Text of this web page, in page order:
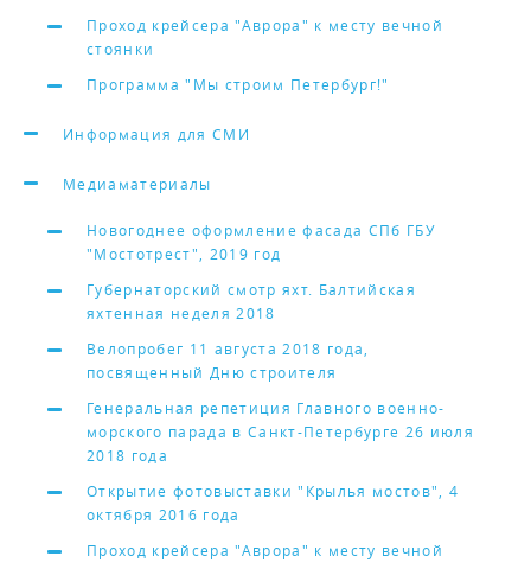
Проход крейсера "Аврора" к месту вечной
стоянки
Программа "Мы строим Петербург!"
Информация для СМИ
Медиаматериалы
Новогоднее оформление фасада СПб ГБУ
"Мостотрест", 2019 год
Губернаторский смотр яхт. Балтийская
яхтенная неделя 2018
Велопробег 11 августа 2018 года,
посвященный Дню строителя
Генеральная репетиция Главного военно-
морского парада в Санкт-Петербурге 26 июля
2018 года
Открытие фотовыставки "Крылья мостов", 4
октября 2016 года
Проход крейсера "Аврора" к месту вечной